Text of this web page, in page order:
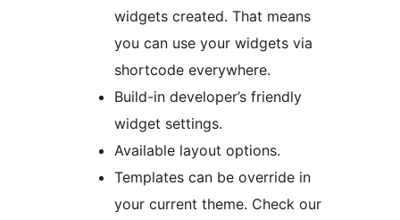
widgets created. That means
you can use your widgets via
shortcode everywhere.
Build-in developer’s friendly
widget settings.
Available layout options.
Templates can be override in
your current theme. Check our